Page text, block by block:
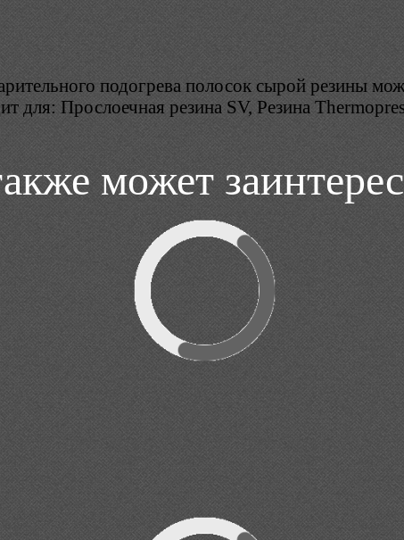
подогрева полосок сырой резины
для: Прослоечная резина SV, Резина
может